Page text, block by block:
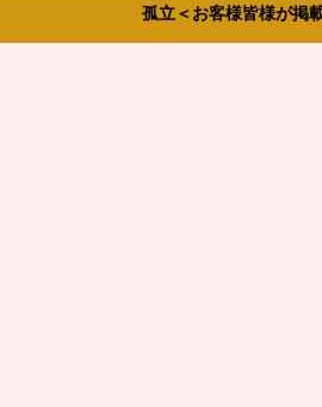
孤立＜お客様皆様が掲